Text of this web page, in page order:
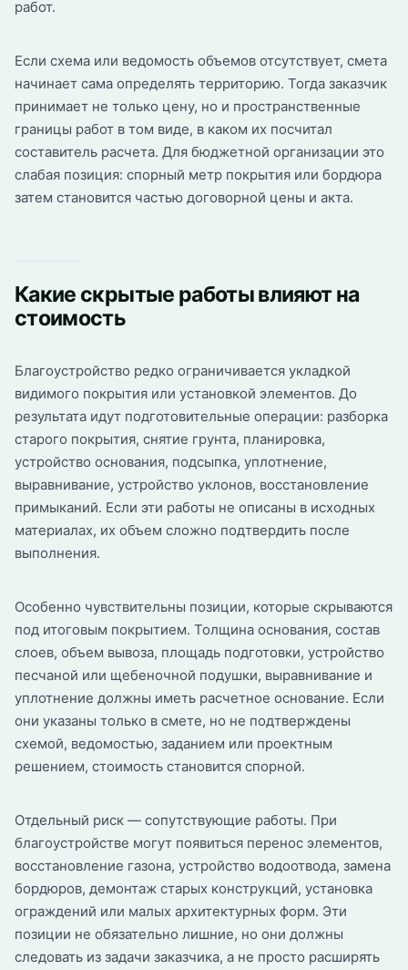
работ.
Если схема или ведомость объемов отсутствует, смета
начинает сама определять территорию. Тогда заказчик
принимает не только цену, но и пространственные
границы работ в том виде, в каком их посчитал
составитель расчета. Для бюджетной организации это
слабая позиция: спорный метр покрытия или бордюра
затем становится частью договорной цены и акта.
Какие скрытые работы влияют на
стоимость
Благоустройство редко ограничивается укладкой
видимого покрытия или установкой элементов. До
результата идут подготовительные операции: разборка
старого покрытия, снятие грунта, планировка,
устройство основания, подсыпка, уплотнение,
выравнивание, устройство уклонов, восстановление
примыканий. Если эти работы не описаны в исходных
материалах, их объем сложно подтвердить после
выполнения.
Особенно чувствительны позиции, которые скрываются
под итоговым покрытием. Толщина основания, состав
слоев, объем вывоза, площадь подготовки, устройство
песчаной или щебеночной подушки, выравнивание и
уплотнение должны иметь расчетное основание. Если
они указаны только в смете, но не подтверждены
схемой, ведомостью, заданием или проектным
решением, стоимость становится спорной.
Отдельный риск — сопутствующие работы. При
благоустройстве могут появиться перенос элементов,
восстановление газона, устройство водоотвода, замена
бордюров, демонтаж старых конструкций, установка
ограждений или малых архитектурных форм. Эти
позиции не обязательно лишние, но они должны
следовать из задачи заказчика, а не просто расширять